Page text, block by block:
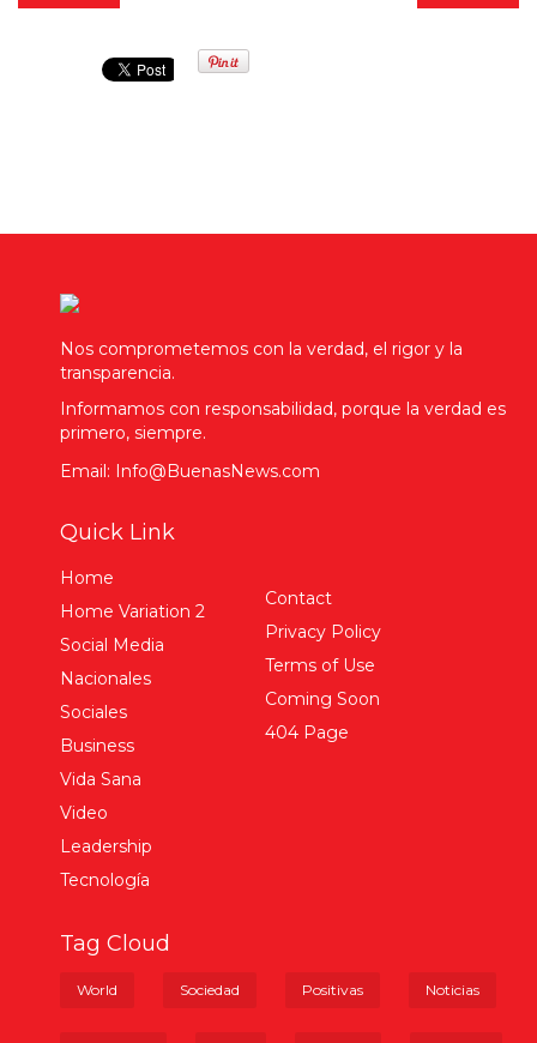
Nos comprometemos con la verdad, el rigor y la
transparencia.
Informamos con responsabilidad, porque la verdad es
primero, siempre.
Email: Info@BuenasNews.com
Quick Link
Home
Home Variation 2
Social Media
Nacionales
Sociales
Business
Vida Sana
Video
Leadership
Tecnología
Contact
Privacy Policy
Terms of Use
Coming Soon
404 Page
Tag Cloud
World Sociedad Positivas Noticias